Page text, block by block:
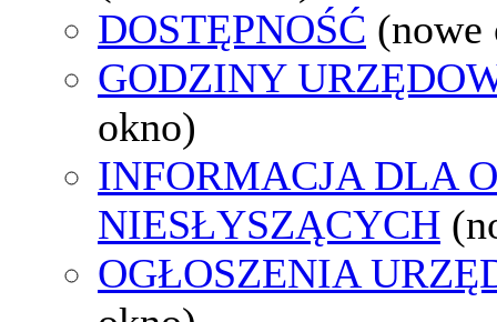
DOSTĘPNOŚĆ (nowe
GODZINY
okno)
INFORMACJA DLA
NIESŁYSZĄCYCH
OGŁOSZENIA